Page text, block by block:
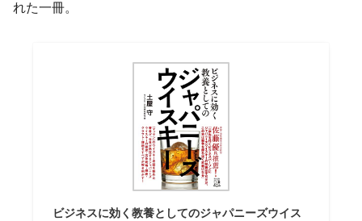
れた一冊。
ビジネスに効く教養としてのジャパニーズウイス